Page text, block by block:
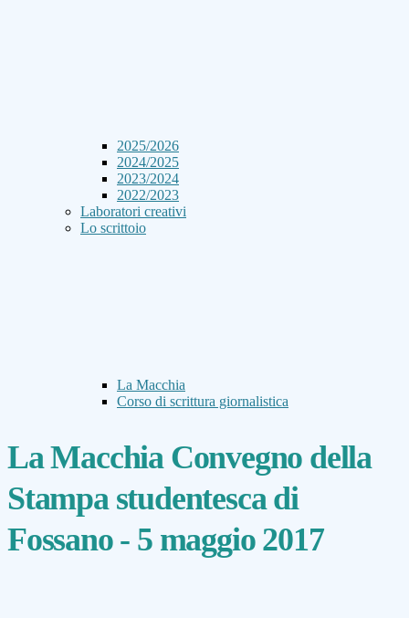
2025/2026
2024/2025
2023/2024
2022/2023
Laboratori creativi
Lo scrittoio
La Macchia
Corso di scrittura giornalistica
La Macchia Convegno della
Stampa studentesca di
Fossano - 5 maggio 2017